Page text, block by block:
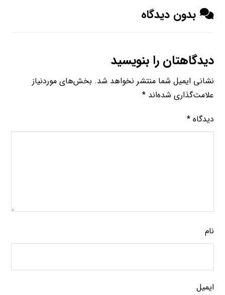
بدون دیدگاه
دیدگاهتان را بنویسید
نشانی ایمیل شما منتشر نخواهد شد. بخش‌های موردنیاز
علامت‌گذاری شده‌اند*
دیدگاه*
نام
ایمیل